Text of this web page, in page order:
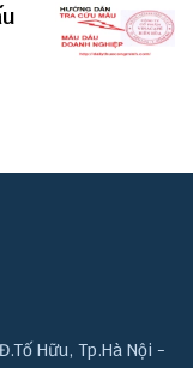
Hữu, Tp.Hà Nội -